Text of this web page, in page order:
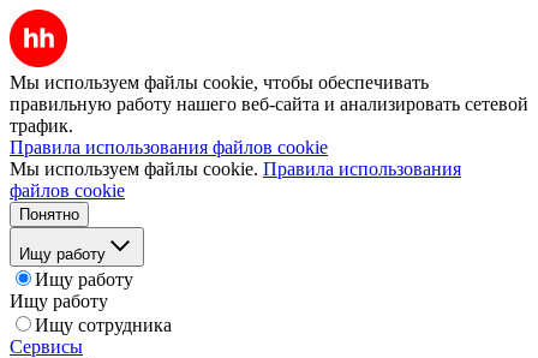
Мы используем файлы cookie, чтобы обеспечивать
правильную работу нашего веб-сайта и анализировать сетевой
трафик.
Правила использования файлов cookie
Мы используем файлы cookie. Правила использования
файлов cookie
Понятно
Ищу работу
Ищу работу
Ищу работу
Ищу сотрудника
Сервисы